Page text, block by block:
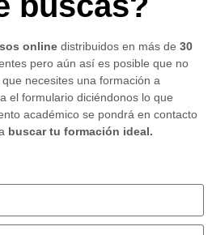
online distribuidos en más de 30
pero aún así es posible que no
necesites una formación a
el formulario diciéndonos lo que
académico se pondrá en contacto
buscar tu formación ideal.